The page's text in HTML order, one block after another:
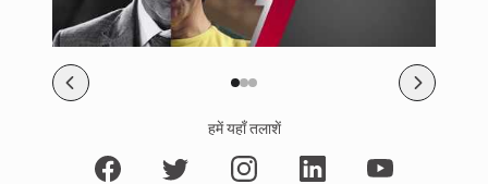
हमें यहाँ तलाशें